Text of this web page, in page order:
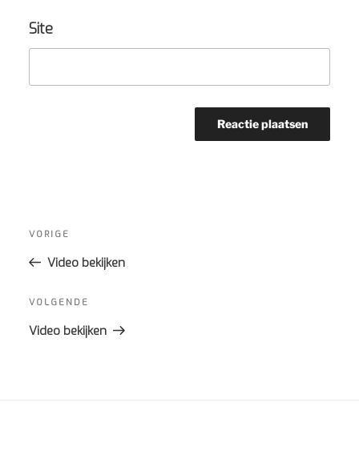
Site
navigatie
Vorig
bericht
VORIGE
Video bekijken
Volgend
bericht
VOLGENDE
Video bekijken